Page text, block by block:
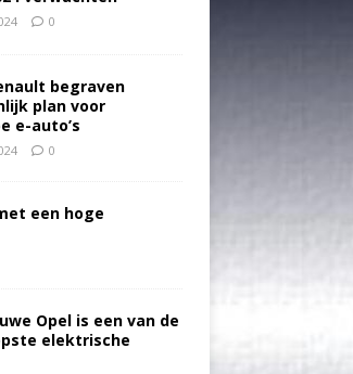
0
begraven
plan voor
e-auto’s
0
een hoge
Opel is een van de
elektrische